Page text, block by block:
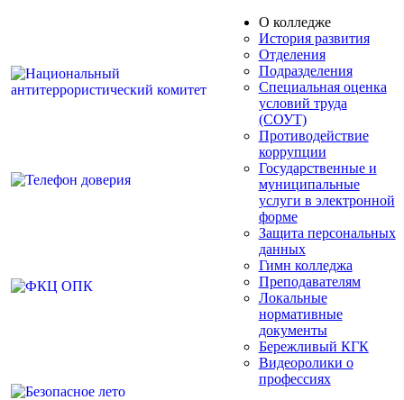
О колледже
История развития
Отделения
Подразделения
Специальная оценка
условий труда
(СОУТ)
Противодействие
коррупции
Государственные и
муниципальные
услуги в электронной
форме
Защита персональных
данных
Гимн колледжа
Преподавателям
Локальные
нормативные
документы
Бережливый КГК
Видеоролики о
профессиях